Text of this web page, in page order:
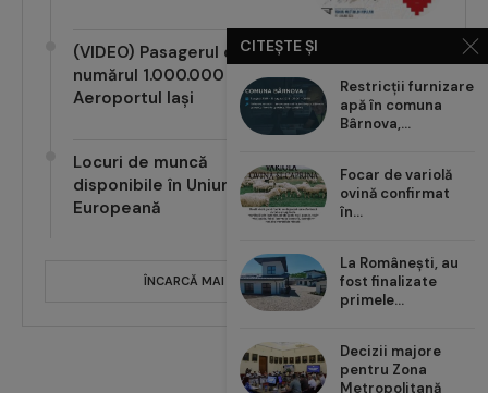
(VIDEO) Pasagerul cu
numărul 1.000.000 pe
Aeroportul Iași
Locuri de muncă
disponibile în Uniunea
Europeană
ÎNCARCĂ MAI MULTE POSTĂRI
CITEȘTE ȘI
Restricții furnizare
apă în comuna
Bârnova,...
Focar de variolă
ovină confirmat
în...
La Românești, au
fost finalizate
primele...
Decizii majore
pentru Zona
Metropolitană